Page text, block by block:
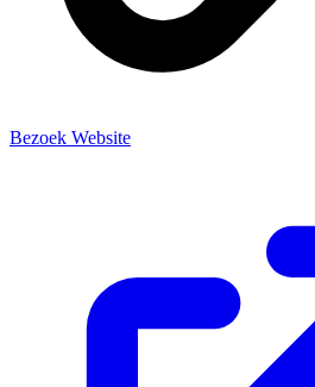
Bezoek Website